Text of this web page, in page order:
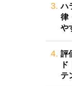
3. ハ
律
や
4. 評
テ